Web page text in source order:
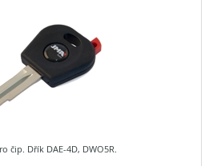
čip. Dřík DAE-4D, DWO5R.